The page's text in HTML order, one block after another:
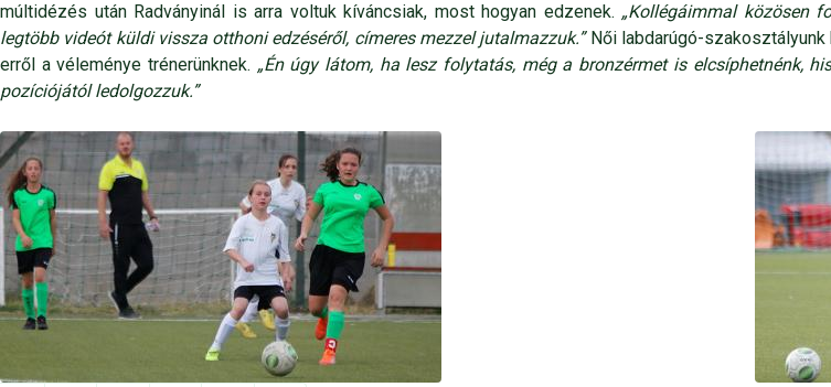
múltidézés után Radványinál is arra voltuk kíváncsiak, most hogyan edzenek. „Kollégáimmal közösen
legtöbb videót küldi vissza otthoni edzéséről, címeres mezzel jutalmazzuk.”Női labdarúgó-
erről a véleménye trénerünknek. „Én úgy látom, ha lesz folytatás, még a bronzérmet is elcsíphetnénk,
pozíciójától ledolgozzuk.”